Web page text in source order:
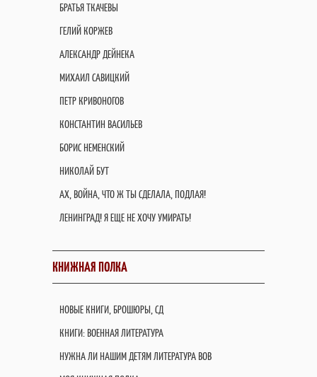
БРАТЬЯ ТКАЧЕВЫ
ГЕЛИЙ КОРЖЕВ
АЛЕКСАНДР ДЕЙНЕКА
МИХАИЛ САВИЦКИЙ
ПЕТР КРИВОНОГОВ
КОНСТАНТИН ВАСИЛЬЕВ
БОРИС НЕМЕНСКИЙ
НИКОЛАЙ БУТ
АХ, ВОЙНА, ЧТО Ж ТЫ СДЕЛАЛА, ПОДЛАЯ!
ЛЕНИНГРАД! Я ЕЩЕ НЕ ХОЧУ УМИРАТЬ!
КНИЖНАЯ ПОЛКА
НОВЫЕ КНИГИ, БРОШЮРЫ, СД
КНИГИ: ВОЕННАЯ ЛИТЕРАТУРА
НУЖНА ЛИ НАШИМ ДЕТЯМ ЛИТЕРАТУРА ВОВ